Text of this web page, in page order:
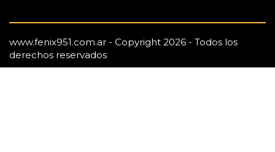
www.fenix951.com.ar - Copyright 2026 - Todos los
derechos reservados